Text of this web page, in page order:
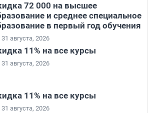
72 000 на высшее
и среднее специальное
в первый год обучения
августа, 2026
11% на все курсы
августа, 2026
11% на все курсы
августа, 2026